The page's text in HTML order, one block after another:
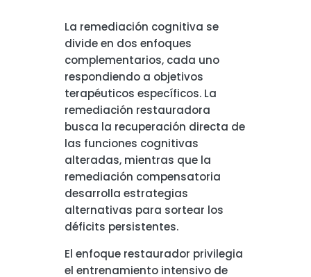
La remediación cognitiva se
divide en dos enfoques
complementarios, cada uno
respondiendo a objetivos
terapéuticos específicos. La
remediación restauradora
busca la recuperación directa de
las funciones cognitivas
alteradas, mientras que la
remediación compensatoria
desarrolla estrategias
alternativas para sortear los
déficits persistentes.
El enfoque restaurador privilegia
el entrenamiento intensivo de